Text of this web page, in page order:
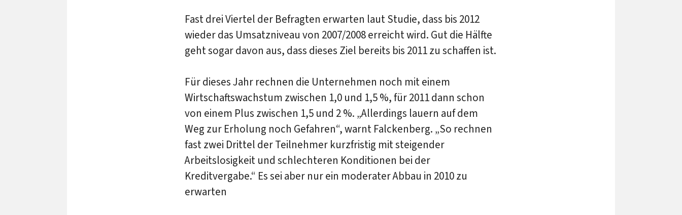
Fast drei Viertel der Befragten erwarten laut Studie, dass bis 2012
wieder das Umsatzniveau von 2007/2008 erreicht wird. Gut die Hälfte
geht sogar davon aus, dass dieses Ziel bereits bis 2011 zu schaffen ist.
Für dieses Jahr rechnen die Unternehmen noch mit einem
Wirtschaftswachstum zwischen 1,0 und 1,5 %, für 2011 dann schon
von einem Plus zwischen 1,5 und 2 %. „Allerdings lauern auf dem
Weg zur Erholung noch Gefahren“, warnt Falckenberg. „So rechnen
fast zwei Drittel der Teilnehmer kurzfristig mit steigender
Arbeitslosigkeit und schlechteren Konditionen bei der
Kreditvergabe.“ Es sei aber nur ein moderater Abbau in 2010 zu
erwarten